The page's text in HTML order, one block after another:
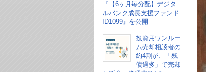
『【6ヶ月毎分配】デジタ
ルバンク成長支援ファンド
ID1099』を公開
投資用ワンルー
ム売却相談者の
約4割が、「残
債過多」で売却